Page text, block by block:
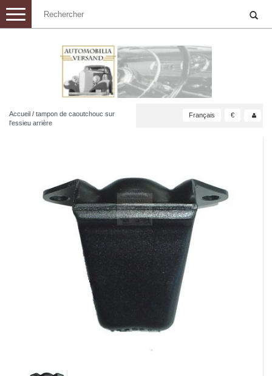
Toggle
navigation
Accueil / tampon de caoutchouc sur
l'essieu arrière
Français €